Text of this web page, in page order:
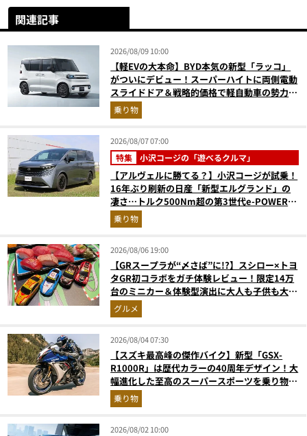
関連記事
2026/08/09 10:00
【軽EVの大本命】BYD本気の新型「ラッコ」
がついにデビュー！スーパーハイトに両側電動
スライドドア＆戦略的価格で軽自動車の勢力図
はどうなる？
乗り物
2026/08/07 07:00
特集 小沢コージの「遊べるクルマ」
【アルヴェルに勝てる？】小沢コージが試乗！
16年ぶり刷新の日産「新型エルグランド」の
凄さ…トルク500Nm超の第3世代e-POWER＆
和の格調高きデザインを徹底チェック
乗り物
2026/08/06 19:00
【GRスープラが“〆さば”に!?】スシロー×トヨ
タGR初コラボをガチ体験レビュー！限定14万
台のミニカー＆体験型演出に大人も子供も大興
奮間違いなし
グルメ
2026/08/04 07:30
【スズキ最高峰の傑作バイク】新型「GSX-
R1000R」は歴代カラーの40周年デザイン！大
幅進化した至高のスーパースポーツを乗り物ラ
イターが解説
乗り物
2026/08/02 10:00